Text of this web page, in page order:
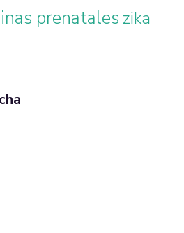
prenatales zika